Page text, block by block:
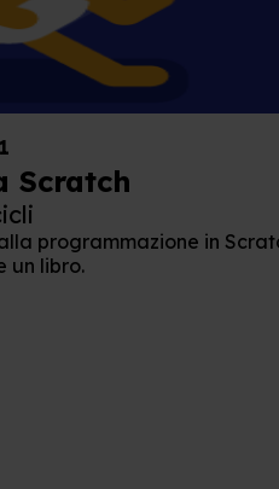
Scratch
programmazione in
un libro.